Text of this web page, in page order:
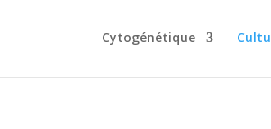
Cytogénétique